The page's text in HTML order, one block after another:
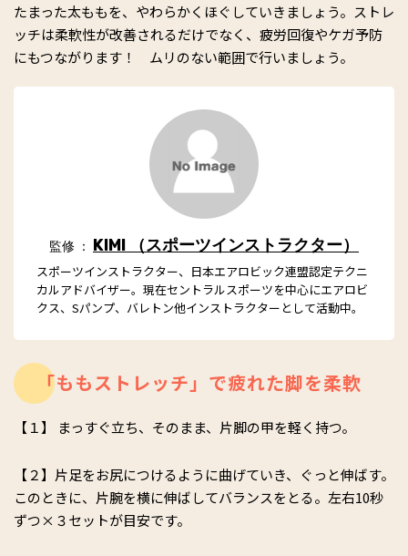
たまった太ももを、やわらかくほぐしていきましょう。ストレ
ッチは柔軟性が改善されるだけでなく、疲労回復やケガ予防
にもつながります！ ムリのない範囲で行いましょう。
監修 ： KIMI （スポーツインストラクター）
スポーツインストラクター、日本エアロビック連盟認定テクニ
カルアドバイザー。現在セントラルスポーツを中心にエアロビ
クス、Sパンプ、バレトン他インストラクターとして活動中。
「ももストレッチ」で疲れた脚を柔軟
【１】 まっすぐ立ち、そのまま、片脚の甲を軽く持つ。
【２】片足をお尻につけるように曲げていき、ぐっと伸ばす。
このときに、片腕を横に伸ばしてバランスをとる。左右10秒
ずつ×３セットが目安です。